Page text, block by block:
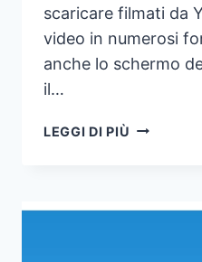
scaricare filmati da
video in numerosi
anche lo schermo
il…
LEGGI DI PIÙ SOFTWARE